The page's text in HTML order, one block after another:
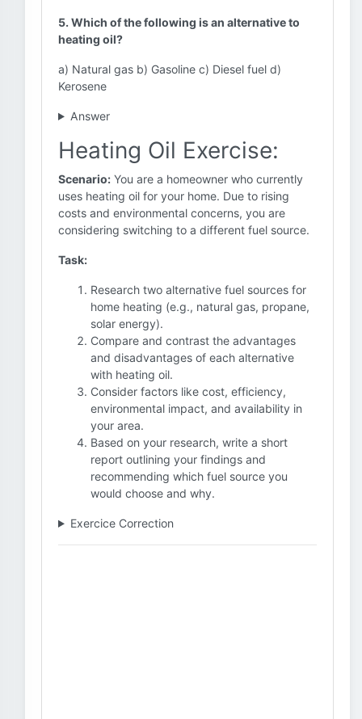
5. Which of the following is an alternative to
heating oil?
a) Natural gas b) Gasoline c) Diesel fuel d)
Kerosene
Answer
Heating Oil Exercise:
Scenario: You are a homeowner who currently
uses heating oil for your home. Due to rising
costs and environmental concerns, you are
considering switching to a different fuel source.
Task:
Research two alternative fuel sources for
home heating (e.g., natural gas, propane,
solar energy).
Compare and contrast the advantages
and disadvantages of each alternative
with heating oil.
Consider factors like cost, efficiency,
environmental impact, and availability in
your area.
Based on your research, write a short
report outlining your findings and
recommending which fuel source you
would choose and why.
Exercice Correction